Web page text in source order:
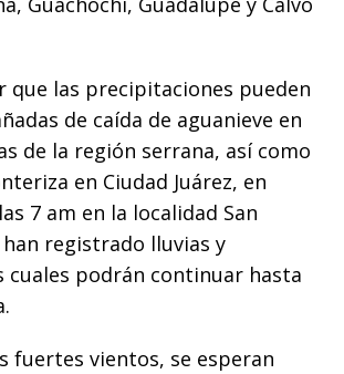
que las precipitaciones pueden
de caída de aguanieve en
de la región serrana, así como
en Ciudad Juárez, en
7 am en la localidad San
registrado lluvias y
cuales podrán continuar hasta
fuertes vientos, se esperan